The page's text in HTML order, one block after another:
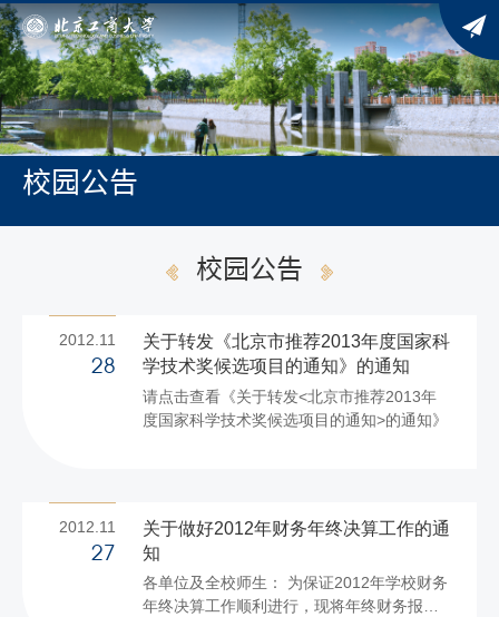
校园公告
校园公告
2012.11
28
关于转发《北京市推荐2013年度国家科
学技术奖候选项目的通知》的通知
请点击查看《关于转发<北京市推荐2013年
度国家科学技术奖候选项目的通知>的通知》
2012.11
27
关于做好2012年财务年终决算工作的通
知
各单位及全校师生： 为保证2012年学校财务
年终决算工作顺利进行，现将年终财务报销